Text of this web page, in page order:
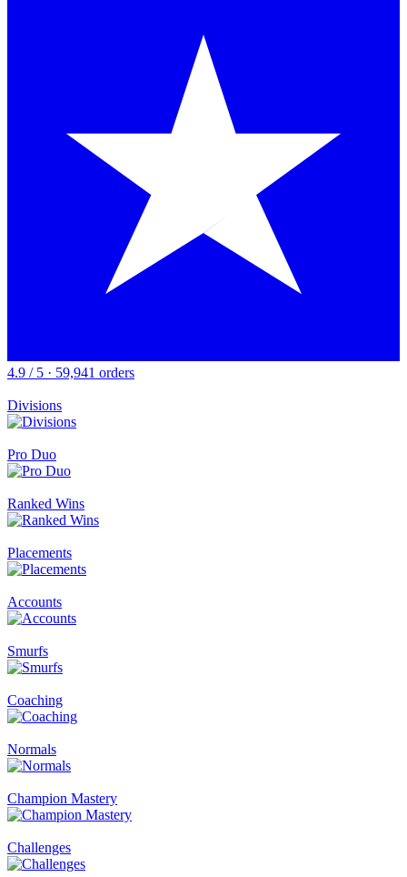
4.9 / 5 · 59,941 orders
Divisions
Pro Duo
Ranked Wins
Placements
Accounts
Smurfs
Coaching
Normals
Champion Mastery
Challenges